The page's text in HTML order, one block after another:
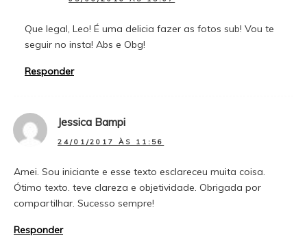
Que legal, Leo! É uma delicia fazer as fotos sub! Vou te
seguir no insta! Abs e Obg!
Responder
Jessica Bampi
24/01/2017 ÀS 11:56
Amei. Sou iniciante e esse texto esclareceu muita coisa.
Ótimo texto. teve clareza e objetividade. Obrigada por
compartilhar. Sucesso sempre!
Responder